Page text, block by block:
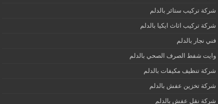
شركة تركيب ستائر بالدلم
شركة تركيب اثاث ايكيا بالدلم
فني نجار بالدلم
وايت شفط الصرف الصحي بالدلم
شركة تنظيف مكيفات بالدلم
شركة تخزين عفش بالدلم
شركة نقل عفش بالدلم